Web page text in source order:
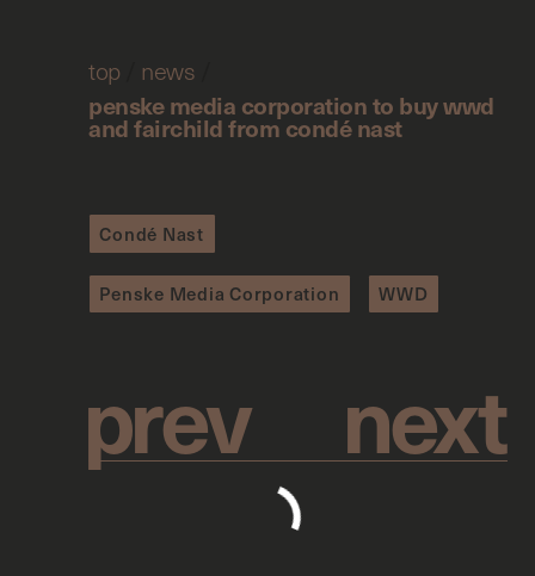
top news
penske media corporation to buy wwd
and fairchild from condé nast
Condé Nast
Penske Media Corporation WWD
prev next